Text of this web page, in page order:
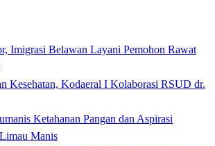
Imigrasi Belawan Layani Pemohon Rawat
Kesehatan, Kodaeral I Kolaborasi RSUD dr.
Ketahanan Pangan dan Aspirasi
Manis